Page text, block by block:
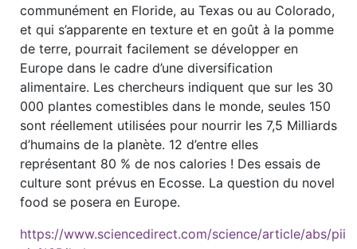
communément en Floride, au Texas ou au Colorado,
et qui s’apparente en texture et en goût à la pomme
de terre, pourrait facilement se développer en
Europe dans le cadre d’une diversification
alimentaire. Les chercheurs indiquent que sur les 30
000 plantes comestibles dans le monde, seules 150
sont réellement utilisées pour nourrir les 7,5 Milliards
d’humains de la planète. 12 d’entre elles
représentant 80 % de nos calories ! Des essais de
culture sont prévus en Ecosse. La question du novel
food se posera en Europe.
https://www.sciencedirect.com/science/article/abs/pii/